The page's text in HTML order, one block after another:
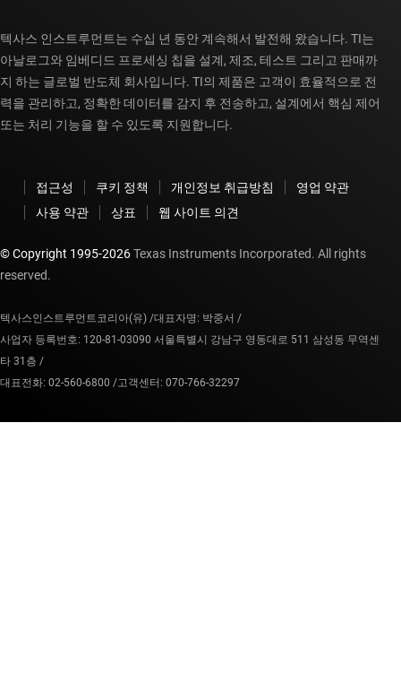
텍사스 인스트루먼트는 수십 년 동안 계속해서 발전해 왔습니다. TI는
아날로그와 임베디드 프로세싱 칩을 설계, 제조, 테스트 그리고 판매까
지 하는 글로벌 반도체 회사입니다. TI의 제품은 고객이 효율적으로 전
력을 관리하고, 정확한 데이터를 감지 후 전송하고, 설계에서 핵심 제어
또는 처리 기능을 할 수 있도록 지원합니다.
접근성 쿠키 정책 개인정보 취급방침
영업 약관
사용 약관
상표 웹 사이트 의견
© Copyright 1995-2026Texas Instruments Incorporated. All rights
reserved.
텍사스인스트루먼트코리아(유) /대표자명: 박중서 /
사업자 등록번호: 120-81-03090 서울특별시 강남구 영동대로 511 삼성동 무역센
타 31층 /
대표전화: 02-560-6800 /고객센터: 070-766-32297